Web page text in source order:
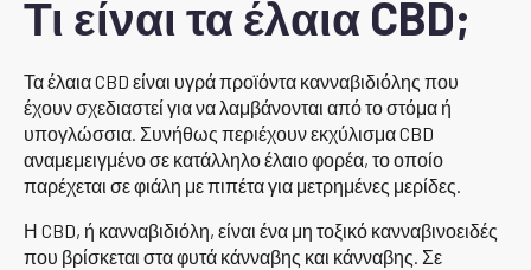
Τι είναι τα έλαια CBD;
Τα έλαια CBD είναι υγρά προϊόντα κανναβιδιόλης που
έχουν σχεδιαστεί για να λαμβάνονται από το στόμα ή
υπογλώσσια. Συνήθως περιέχουν εκχύλισμα CBD
αναμεμειγμένο σε κατάλληλο έλαιο φορέα, το οποίο
παρέχεται σε φιάλη με πιπέτα για μετρημένες μερίδες.
Η CBD, ή κανναβιδιόλη, είναι ένα μη τοξικό κανναβινοειδές
που βρίσκεται στα φυτά κάνναβης και κάνναβης. Σε